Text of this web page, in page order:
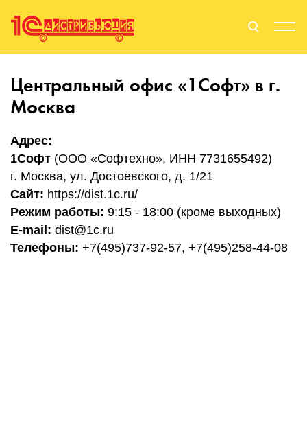
Вход
О нас
Вендоры
Партнерам
Центральный офис «1Софт» в г.
Москва
Адрес:
1Софт (ООО «Софтехно», ИНН 7731655492)
г. Москва, ул. Достоевского, д. 1/21
Сайт: https://dist.1c.ru/
Режим работы: 9:15 - 18:00 (кроме выходных)
E-mail: dist@1c.ru
Телефоны: +7(495)737-92-57, +7(495)258-44-08